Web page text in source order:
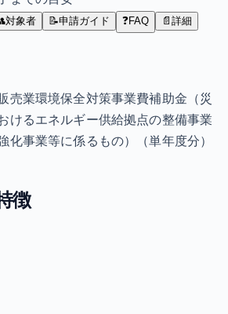
対象者 📝申請ガイド ❓FAQ 📄 詳細
売業環境保全対策事業費補助金（災
けるエネルギー供給拠点の整備事業
化事業等に係るもの）（単年度分）
徴